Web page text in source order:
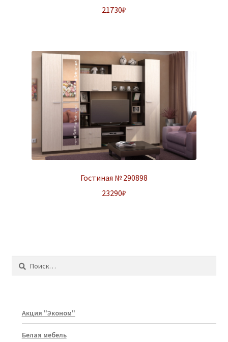
21730₽
Гостиная № 290898
23290₽
Найти:
Акция "Эконом"
Белая мебель